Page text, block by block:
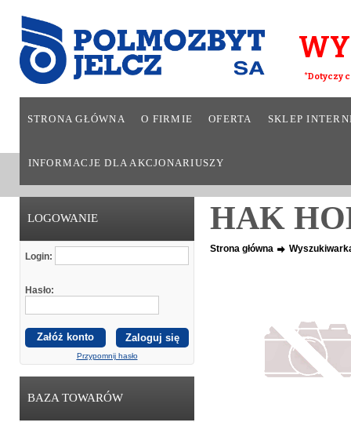
*Dotyczy
STRONA GŁÓWNA O FIRMIE OFERTA SKLEP
INFORMACJE DLA AKCJONARIUSZY
LOGOWANIE
Login:
Hasło:
Załóż konto
Przypomnij hasło
BAZA TOWARÓW
HAK
Strona główna